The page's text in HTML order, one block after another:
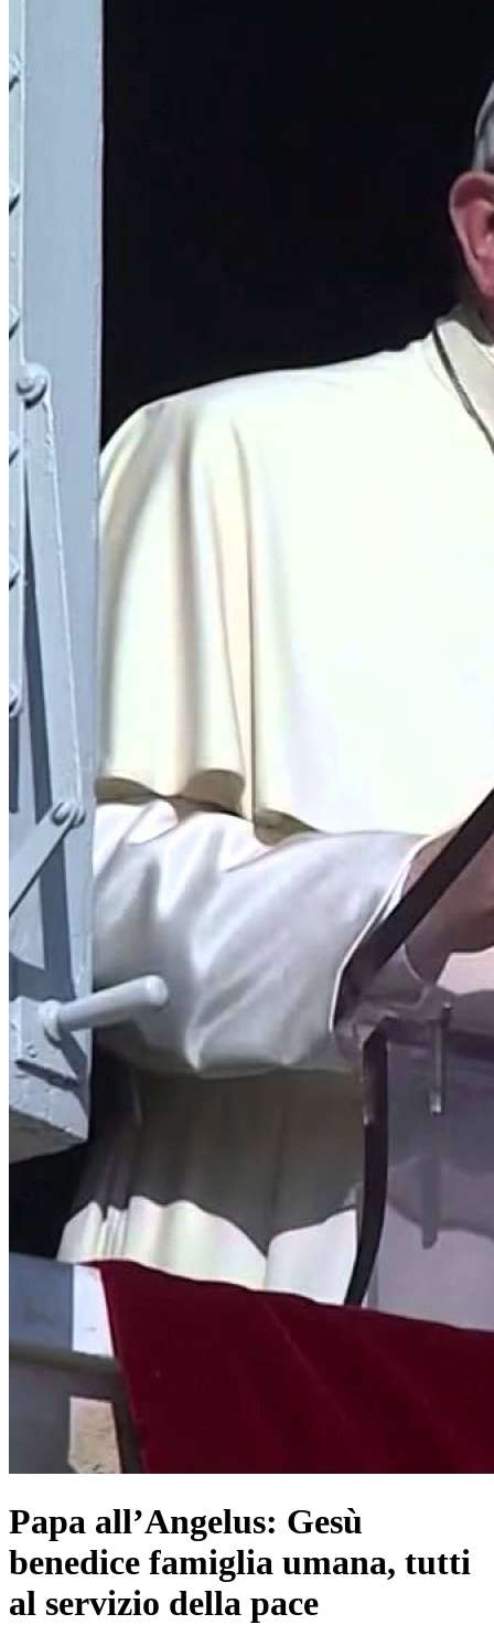
Papa all’Angelus: Gesù
benedice famiglia umana, tutti
al servizio della pace